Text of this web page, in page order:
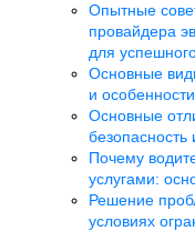
Опытные
провайдера
для
Основные
и особенности
Основные
безопасность
Почему
услугами:
Решение
условиях